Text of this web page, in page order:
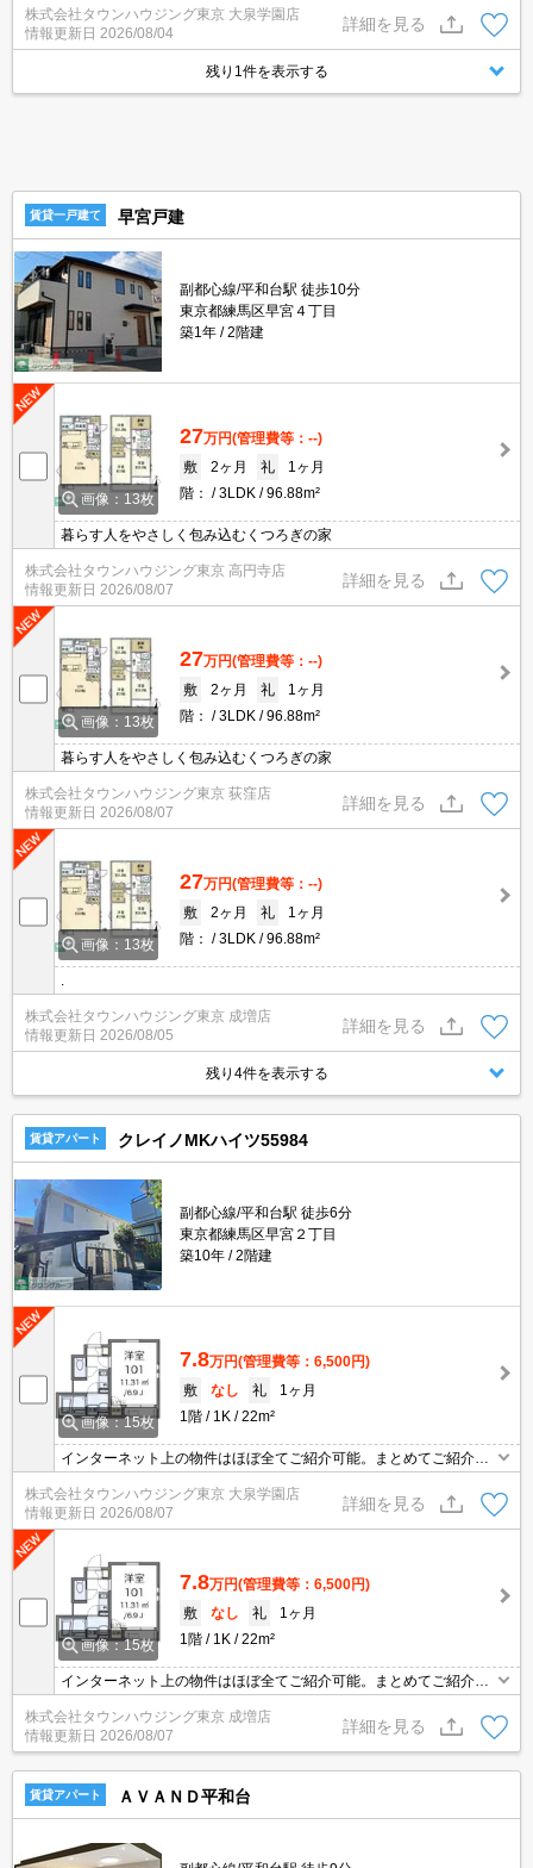
株式会社タウンハウジング東京 大泉学園店
情報更新日 2026/08/04
詳細を見る
残り1件を表示する
賃貸一戸建て 早宮戸建
副都心線/平和台駅 徒歩10分
東京都練馬区早宮４丁目
築1年
2階建
画像：13枚
27万円(管理費等：--)
敷
2ヶ月 礼
1ヶ月
階：
3LDK 96.88m²
暮らす人をやさしく包み込むくつろぎの家
株式会社タウンハウジング東京 高円寺店
情報更新日 2026/08/07
詳細を見る
画像：13枚
27万円(管理費等：--)
敷
2ヶ月 礼
1ヶ月
階：
3LDK 96.88m²
暮らす人をやさしく包み込むくつろぎの家
株式会社タウンハウジング東京 荻窪店
情報更新日 2026/08/07
詳細を見る
画像：13枚
27万円(管理費等：--)
敷
2ヶ月 礼
1ヶ月
階：
3LDK 96.88m²
株式会社タウンハウジング東京 成増店
情報更新日 2026/08/05
詳細を見る
残り4件を表示する
賃貸アパート クレイノMKハイツ55984
副都心線/平和台駅 徒歩6分
東京都練馬区早宮２丁目
築10年
2階建
画像：15枚
7.8万円(管理費等：6,500円)
敷
なし 礼
1ヶ月
1階
1K 22m²
インターネット上の物件はほぼ全てご紹介可能。まとめてご紹介致
します。お気軽にお問合せください。お部屋探しは情報量地域ナン
バー1のタウンハウジングまで。
株式会社タウンハウジング東京 大泉学園店
情報更新日 2026/08/07
詳細を見る
画像：15枚
7.8万円(管理費等：6,500円)
敷
なし 礼
1ヶ月
1階
1K 22m²
インターネット上の物件はほぼ全てご紹介可能。まとめてご紹介致
します。お気軽にお問合せください。お部屋探しは情報量地域ナン
バー1のタウンハウジングまで。
株式会社タウンハウジング東京 成増店
情報更新日 2026/08/07
詳細を見る
賃貸アパート ＡＶＡＮＤ平和台